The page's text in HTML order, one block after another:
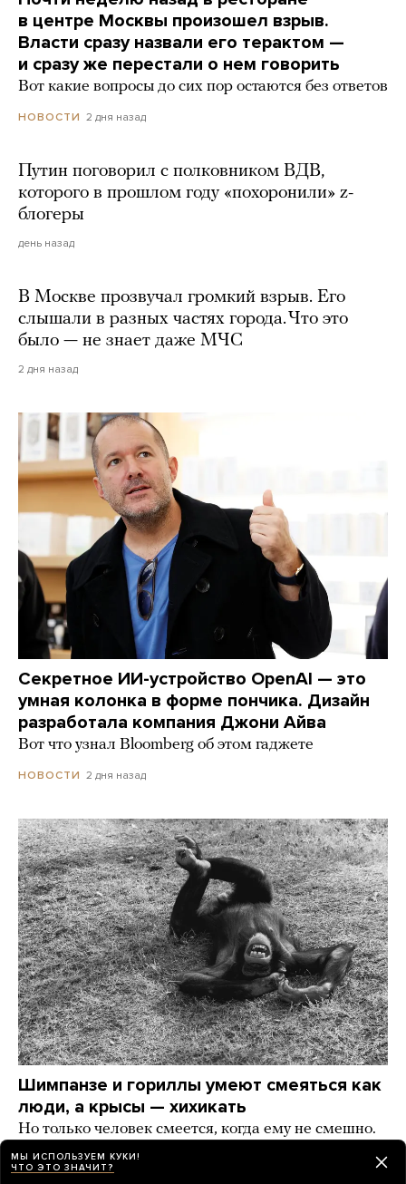
в центре Москвы произошел взрыв.
Власти сразу назвали его терактом —
и сразу же перестали о нем говорить
Вот какие вопросы до сих пор остаются без ответов
НОВОСТИ 2 дня назад
Путин поговорил с полковником ВДВ,
которого в прошлом году «похоронили» z-
блогеры
день назад
В Москве прозвучал громкий взрыв. Его
слышали в разных частях города. Что это
было — не знает даже МЧС
2 дня назад
Секретное ИИ-устройство OpenAI — это
умная колонка в форме пончика. Дизайн
разработала компания Джони Айва
Вот что узнал Bloomberg об этом гаджете
НОВОСТИ 2 дня назад
Шимпанзе и гориллы умеют смеяться как
люди, а крысы — хихикать
Но только человек смеется, когда ему не смешно.
МЫ ИСПОЛЬЗУЕМ КУКИ!
ЧТО ЭТО ЗНАЧИТ?